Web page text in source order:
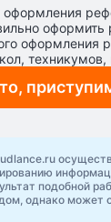
оформления
оформления
подобной
однако может